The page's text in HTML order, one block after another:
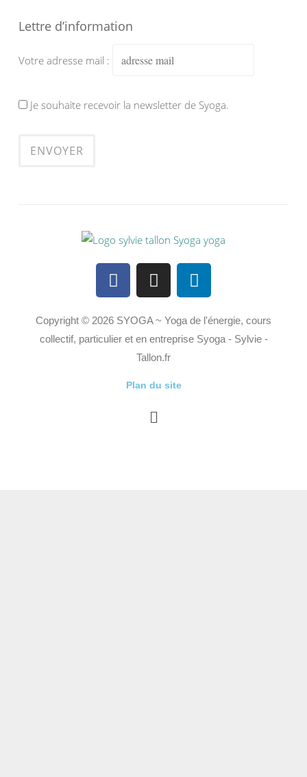
Lettre d’information
Votre adresse mail :
Je souhaite recevoir la newsletter de Syoga.
Copyright © 2026 SYOGA ~ Yoga de l'énergie, cours
collectif, particulier et en entreprise Syoga - Sylvie -
Tallon.fr
Plan du site